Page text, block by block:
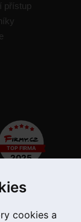
cookies a
přístup
99